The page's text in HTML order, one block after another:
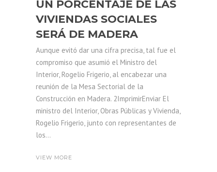
UN PORCENTAJE DE LAS
VIVIENDAS SOCIALES
SERÁ DE MADERA
Aunque evitó dar una cifra precisa, tal fue el
compromiso que asumió el Ministro del
Interior, Rogelio Frigerio, al encabezar una
reunión de la Mesa Sectorial de la
Construcción en Madera. 2ImprimirEnviar El
ministro del Interior, Obras Públicas y Vivienda,
Rogelio Frigerio, junto con representantes de
los...
VIEW MORE